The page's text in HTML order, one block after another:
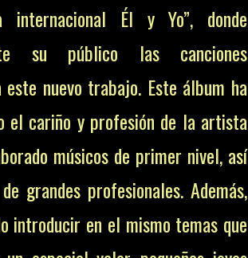
Él y Yo”, donde
su público las canciones
nuevo trabajo. Este álbum ha
el cariño y profesión de la artista
músicos de primer nivel, así
grandes profesionales. Además,
introducir en el mismo temas que